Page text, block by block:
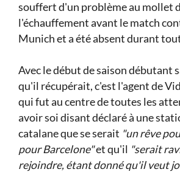
souffert d'un problème au mollet
l'échauffement avant le match
Munich et a été absent durant
Avec le début de saison débutant
qu'il récupérait, c'est l'agent de
qui fut au centre de toutes les
avoir soi disant déclaré à une
catalane que se serait "un rêve
pour Barcelone"et qu'il "serait
rejoindre, étant donné qu'il veut